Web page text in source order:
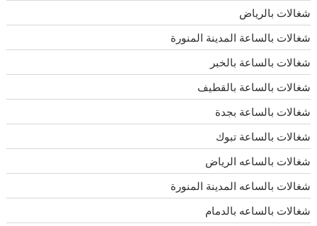
شغالات بالرياض
شغالات بالساعة المدينة المنورة
شغالات بالساعة بالخبر
شغالات بالساعة بالقطيف
شغالات بالساعة بجدة
شغالات بالساعة تبوك
شغالات بالساعه الرياض
شغالات بالساعه المدينة المنورة
شغالات بالساعه بالدمام